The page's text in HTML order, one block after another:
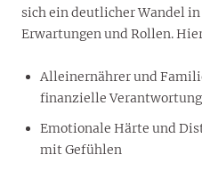
sich ein deutlicher Wandel
Erwartungen und Rollen.
Alleinernährer und
finanzielle
Emotionale Härte und
mit Gefühlen